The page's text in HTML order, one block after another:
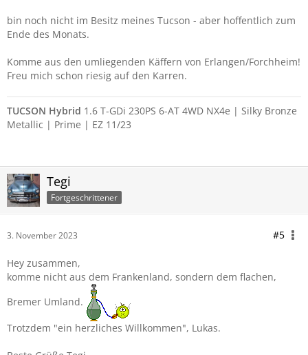
bin noch nicht im Besitz meines Tucson - aber hoffentlich zum
Ende des Monats.
Komme aus den umliegenden Käffern von Erlangen/Forchheim!
Freu mich schon riesig auf den Karren.
TUCSON Hybrid 1.6 T-GDi 230PS 6-AT 4WD NX4e | Silky Bronze
Metallic | Prime | EZ 11/23
Tegi
Fortgeschrittener
3. November 2023 #5
Hey zusammen,
komme nicht aus dem Frankenland, sondern dem flachen,
Bremer Umland.
Trotzdem "ein herzliches Willkommen", Lukas.